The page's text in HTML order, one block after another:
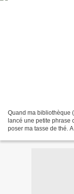
Quand ma bibliothèque
lancé une petite phrase
poser ma tasse de thé.